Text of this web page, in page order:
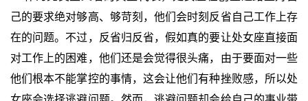
己的要求绝对够高、够苛刻，他们会时刻反省自己工作上存
在的问题。不过，反省归反省，假如真的要让处女座直接面
对工作上的困难，他们还是会觉得很头痛，由于要面对一些
他们根本不能掌控的事情，这会让他们有种挫败感，所以处